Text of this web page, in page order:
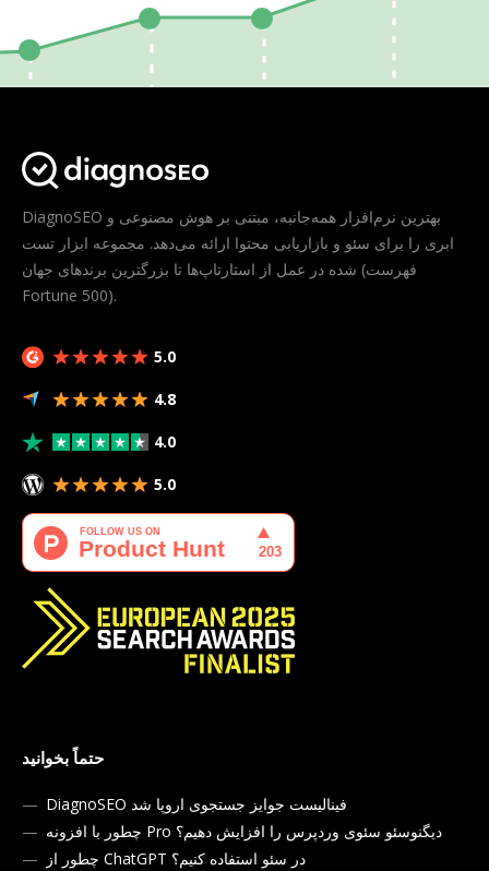
DiagnoSEO بهترین نرم‌افزار همه‌جانبه، مبتنی بر هوش مصنوعی و
ابری را برای سئو و بازاریابی محتوا ارائه می‌دهد. مجموعه ابزار تست
شده در عمل از استارتاپ‌ها تا بزرگترین برندهای جهان (فهرست
Fortune 500).
5.0
4.8
4.0
5.0
حتماً بخوانید
DiagnoSEO فینالیست جوایز جستجوی اروپا شد
چطور با افزونه Pro دیگنوسئو سئوی وردپرس را افزایش دهیم؟
چطور از ChatGPT در سئو استفاده کنیم؟